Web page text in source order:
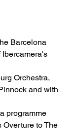
Barcelona
Orchestra,
and with
programme
Overture to The